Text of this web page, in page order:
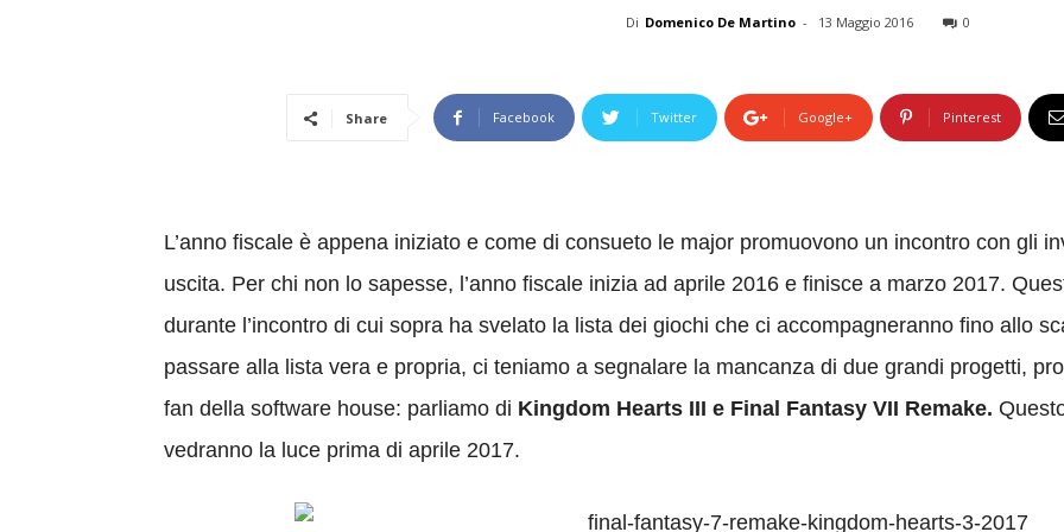
Di Domenico De Martino - 13 Maggio 2016 0
Share Facebook Twitter Google+ Pinterest
L’anno fiscale è appena iniziato e come di consueto le major promuovono un incontro con gli
uscita. Per chi non lo sapesse, l’anno fiscale inizia ad aprile 2016 e finisce a marzo 2017.
durante l’incontro di cui sopra ha svelato la lista dei giochi che ci accompagneranno fino allo
passare alla lista vera e propria, ci teniamo a segnalare la mancanza di due grandi progetti,
fan della software house: parliamo di Kingdom Hearts III e Final Fantasy VII Remake.
vedranno la luce prima di aprile 2017.